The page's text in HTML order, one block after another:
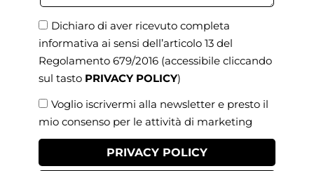
Dichiaro di aver ricevuto completa
informativa ai sensi dell’articolo 13 del
Regolamento 679/2016 (accessibile cliccando
sul tasto PRIVACY POLICY)
Voglio iscrivermi alla newsletter e presto il
mio consenso per le attività di marketing
PRIVACY POLICY